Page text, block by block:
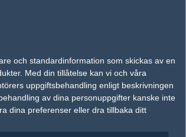
och standardinformation som skickas av en
Med din tillåtelse kan vi och våra
uppgiftsbehandling enligt beskrivningen
av dina personuppgifter kanske inte
dina preferenser eller dra tillbaka ditt
email till
Cookies sparas även när man deltar i
webbläsares inställningar eller välja att inte
som trädde i kraft 25 juli 2003.